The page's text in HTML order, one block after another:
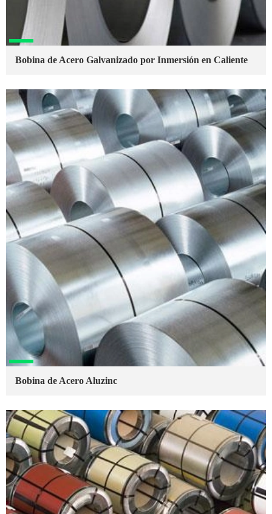
Bobina de Acero Galvanizado por Inmersión en Caliente
Bobina de Acero Aluzinc